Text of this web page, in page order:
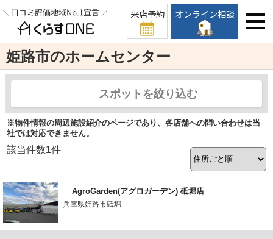
来店予約 オンライン相談
姫路市のホームセンター
スポットを絞り込む
※物件情報の周辺施設紹介のページであり、各店舗への問い合わせは当
社では対応できません。
該当件数1件
AgroGarden(アグロガーデン) 砥堀店
兵庫県姫路市砥堀
-